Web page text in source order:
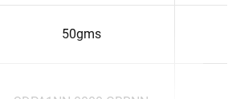
50gms